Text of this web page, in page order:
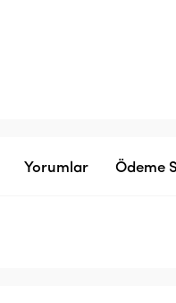
Yorumlar Ödeme